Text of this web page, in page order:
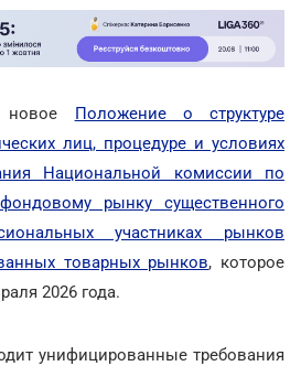
новое Положение о структуре
лиц, процедуре и условиях
Национальной комиссии по
рынку существенного
участниках рынков
товарных рынков, которое
2026 года.
унифицированные требования